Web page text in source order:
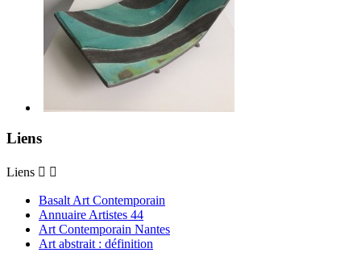
Liens
Liens  
Basalt Art Contemporain
Annuaire Artistes 44
Art Contemporain Nantes
Art abstrait : définition